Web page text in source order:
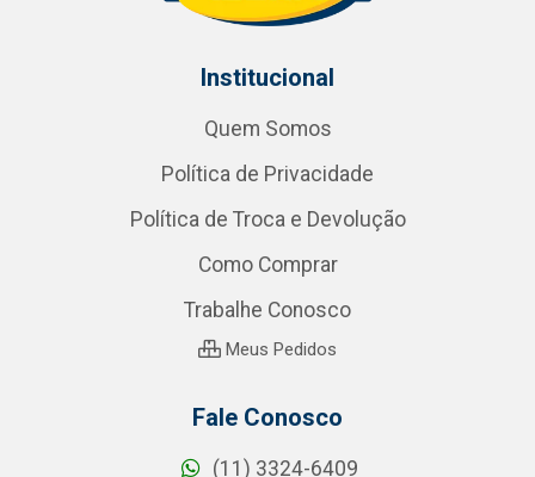
Institucional
Quem Somos
Política de Privacidade
Política de Troca e Devolução
Como Comprar
Trabalhe Conosco
Meus Pedidos
Fale Conosco
(11) 3324-6409